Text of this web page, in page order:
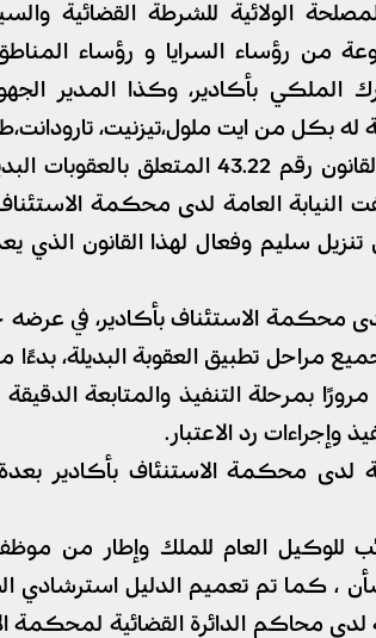
الولائية للشرطة القضائية
من رؤساء السرايا و رؤساء المناطق
الملكي بأكادير، وكذا المدير
بكل من ايت ملول،تيزنيت،
يأتي هذا اليوم الدراسي في خطوة عملية لتفعيل القانون رقم 43.22
22 غشت 2025، حيث كشفت النيابة العامة لدى محكمة
سليم وفعال لهذا القانون الذي
محكمة الاستئناف بأكادير، في عرضه
جميع مراحل تطبيق العقوبة البديلة،
بمرحلة التنفيذ والمتابعة
وإجراءات رد الاعتبار.
لدى محكمة الاستنئاف بأكادير بعدة
للوكيل العام للملك وإطار من
، كما تم تعميم الدليل استرشادي
لدى محاكم الدائرة القضائية لمحكمة